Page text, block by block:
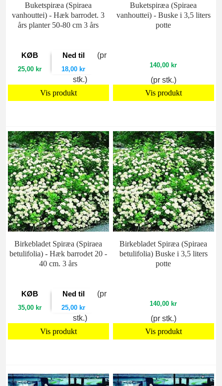
Buketspiræa (Spiraea
vanhouttei) - Hæk barrodet. 3
års planter 50-80 cm 3 års
KØB
25,00 kr
Ned til
18,00 kr
(pr
stk.)
Vis produkt
Buketspiræa (Spiraea
vanhouttei) - Buske i 3,5 liters
potte
140,00 kr
(pr stk.)
Vis produkt
Birkebladet Spiræa (Spiraea
betulifolia) - Hæk barrodet 20 -
40 cm. 3 års
KØB
35,00 kr
Ned til
25,00 kr
(pr
stk.)
Vis produkt
Birkebladet Spiræa (Spiraea
betulifolia) Buske i 3,5 liters
potte
140,00 kr
(pr stk.)
Vis produkt